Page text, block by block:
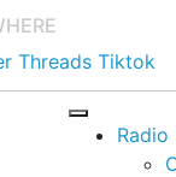
Threads Tiktok
Radio